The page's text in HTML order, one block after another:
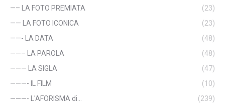
—– LA FOTO PREMIATA
(23)
—— LA FOTO ICONICA
(23)
——- LA DATA
(48)
——– LA PAROLA
(48)
——— LA SIGLA
(47)
———- IL FILM
(10)
———- L'AFORISMA di…
(239)